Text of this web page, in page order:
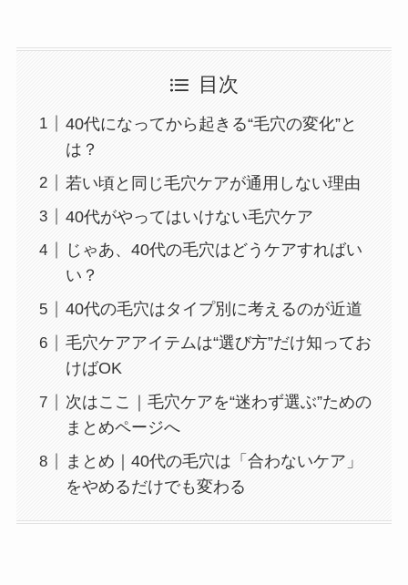
目次
40代になってから起きる“毛穴の変化”と
は？
若い頃と同じ毛穴ケアが通用しない理由
40代がやってはいけない毛穴ケア
じゃあ、40代の毛穴はどうケアすればい
い？
40代の毛穴はタイプ別に考えるのが近道
毛穴ケアアイテムは“選び方”だけ知ってお
けばOK
次はここ｜毛穴ケアを“迷わず選ぶ”ための
まとめページへ
まとめ｜40代の毛穴は「合わないケア」
をやめるだけでも変わる